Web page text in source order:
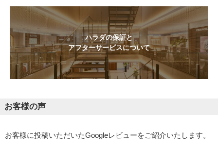
ハラダの保証と
アフターサービスについて
お客様の声
お客様に投稿いただいたGoogleレビューをご紹介いたします。